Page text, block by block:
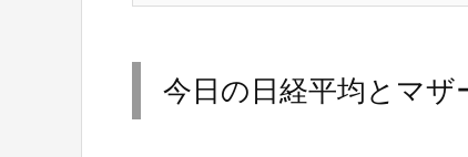
今日の日経平均とマ